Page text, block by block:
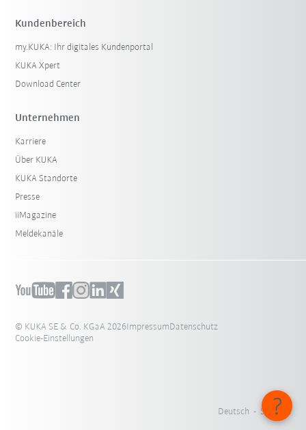
Kundenbereich
my.KUKA: Ihr digitales Kundenportal
KUKA Xpert
Download Center
Unternehmen
Karriere
Über KUKA
KUKA Standorte
Presse
iiMagazine
Meldekanäle
© KUKA SE & Co. KGaA 2026ImpressumDatenschutz
Cookie-Einstellungen
Deutsch - Schweiz